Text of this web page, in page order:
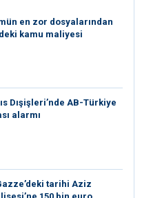
en zor dosyalarından
kamu maliyesi
Dışişleri’nde AB-Türkiye
alarmı
tarihi Aziz